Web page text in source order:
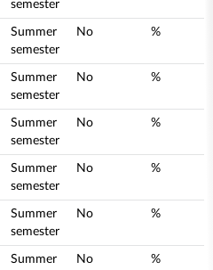
semester
Summer
semester
No %
Summer
semester
No %
Summer
semester
No %
Summer
semester
No %
Summer
semester
No %
Summer No %